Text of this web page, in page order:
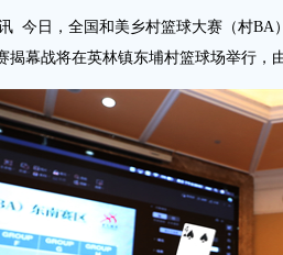
日，全国和美乡村篮球大赛（村BA
揭幕战将在英林镇东埔村篮球场举行，